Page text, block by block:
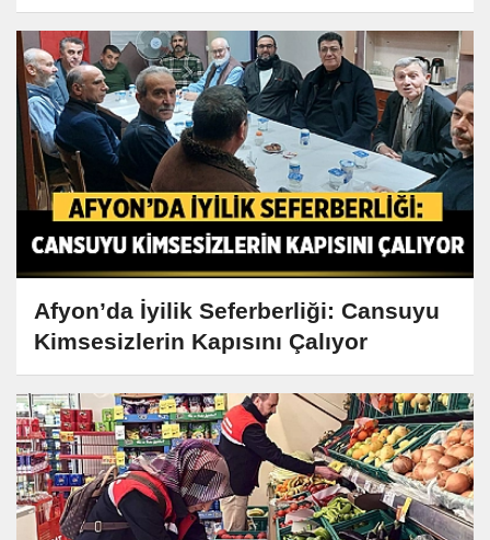
Afyon’da İyilik Seferberliği: Cansuyu
Kimsesizlerin Kapısını Çalıyor